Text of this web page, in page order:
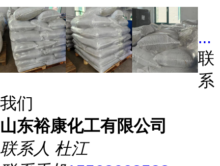
...
联
系
我们
山东裕康化工有限公司
联系人 杜江